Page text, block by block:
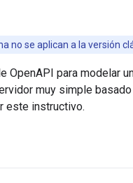
no se aplican a la versión
OpenAPI para modelar
muy simple
este instructivo.